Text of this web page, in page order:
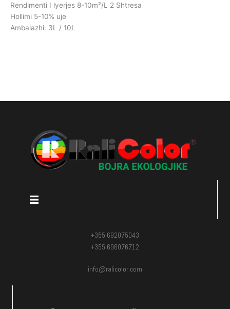
Rendimenti I lyerjes 8-10m²/L 2 Shtresa
Hollimi 5-10% uje
Ambalazhi: 3L / 10L
+355 692075043
+355 696076712
info@ralicolor.com